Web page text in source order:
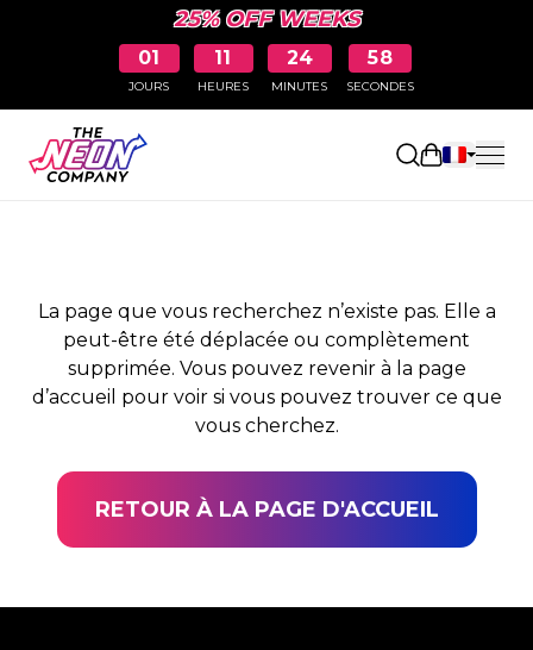
25% OFF WEEKS
01
JOURS
11
HEURES
24
MINUTES
58
SECONDES
Ouvrir le
PAGE NON TROUVÉE
La page que vous recherchez n’existe pas. Elle a
peut-être été déplacée ou complètement
supprimée. Vous pouvez revenir à la page
d’accueil pour voir si vous pouvez trouver ce que
vous cherchez.
RETOUR À LA PAGE D'ACCUEIL